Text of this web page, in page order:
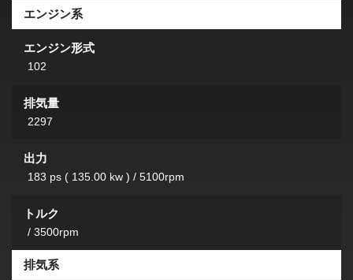
エンジン系
エンジン形式
102
排気量
2297
出力
183 ps ( 135.00 kw ) / 5100rpm
トルク
/ 3500rpm
排気系